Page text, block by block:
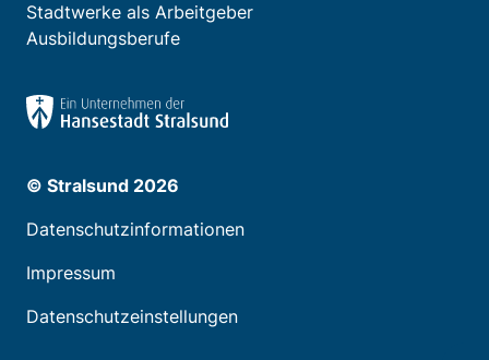
Stadtwerke als Arbeitgeber
Ausbildungsberufe
© Stralsund 2026
Datenschutzinformationen
Impressum
Datenschutzeinstellungen